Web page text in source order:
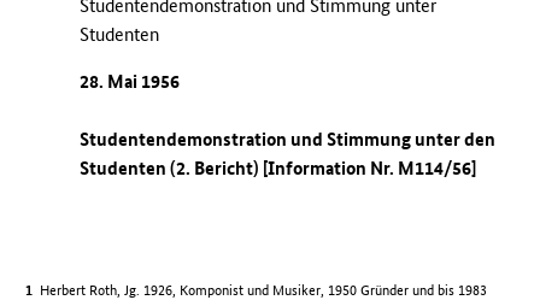
Studentendemonstration und Stimmung unter
Studenten
28. Mai 1956
Studentendemonstration und Stimmung unter den
Studenten (2. Bericht) [Information Nr. M114/56]
Herbert Roth, Jg. 1926, Komponist und Musiker, 1950 Gründer und bis 1983